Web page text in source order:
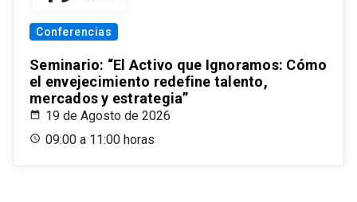
Conferencias
Seminario: “El Activo que Ignoramos: Cómo
el envejecimiento redefine talento,
mercados y estrategia”
19 de Agosto de 2026
09:00 a 11:00 horas